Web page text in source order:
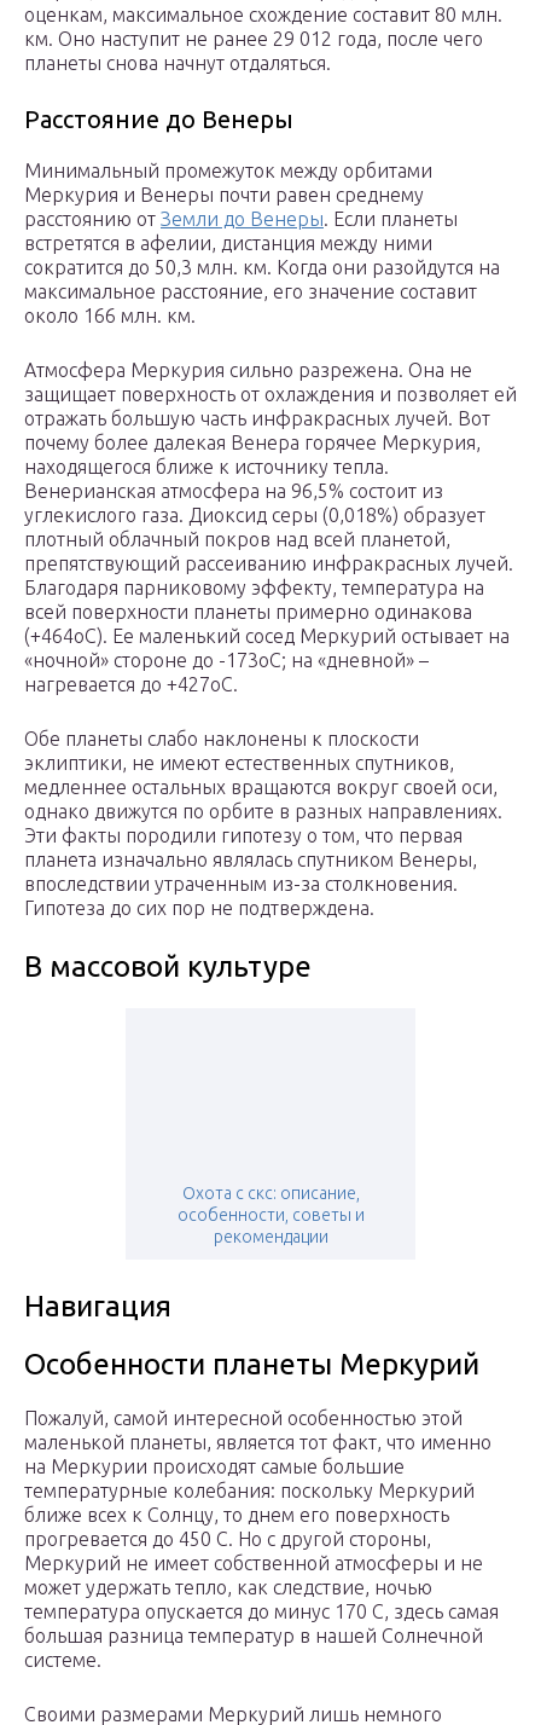
оценкам, максимальное схождение составит 80 млн.
км. Оно наступит не ранее 29 012 года, после чего
планеты снова начнут отдаляться.
Расстояние до Венеры
Минимальный промежуток между орбитами
Меркурия и Венеры почти равен среднему
расстоянию от Земли до Венеры. Если планеты
встретятся в афелии, дистанция между ними
сократится до 50,3 млн. км. Когда они разойдутся на
максимальное расстояние, его значение составит
около 166 млн. км.
Атмосфера Меркурия сильно разрежена. Она не
защищает поверхность от охлаждения и позволяет ей
отражать большую часть инфракрасных лучей. Вот
почему более далекая Венера горячее Меркурия,
находящегося ближе к источнику тепла.
Венерианская атмосфера на 96,5% состоит из
углекислого газа. Диоксид серы (0,018%) образует
плотный облачный покров над всей планетой,
препятствующий рассеиванию инфракрасных лучей.
Благодаря парниковому эффекту, температура на
всей поверхности планеты примерно одинакова
(+464оС). Ее маленький сосед Меркурий остывает на
«ночной» стороне до -173оС; на «дневной» –
нагревается до +427оС.
Обе планеты слабо наклонены к плоскости
эклиптики, не имеют естественных спутников,
медленнее остальных вращаются вокруг своей оси,
однако движутся по орбите в разных направлениях.
Эти факты породили гипотезу о том, что первая
планета изначально являлась спутником Венеры,
впоследствии утраченным из-за столкновения.
Гипотеза до сих пор не подтверждена.
В массовой культуре
Охота с скс: описание,
особенности, советы и
рекомендации
Навигация
Особенности планеты Меркурий
Пожалуй, самой интересной особенностью этой
маленькой планеты, является тот факт, что именно
на Меркурии происходят самые большие
температурные колебания: поскольку Меркурий
ближе всех к Солнцу, то днем его поверхность
прогревается до 450 С. Но с другой стороны,
Меркурий не имеет собственной атмосферы и не
может удержать тепло, как следствие, ночью
температура опускается до минус 170 С, здесь самая
большая разница температур в нашей Солнечной
системе.
Своими размерами Меркурий лишь немного